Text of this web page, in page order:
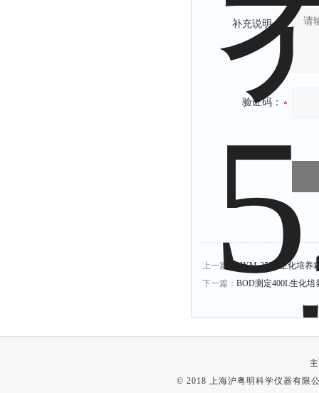
补充说明：
验证码：
上一篇：
HYM-250A生化培养
下一篇： BOD测定400L生化培
© 2018 上海沪粤明科学仪器有限